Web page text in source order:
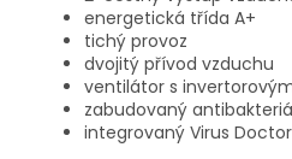
energetická třída A+
tichý provoz
dvojitý přívod vzduchu
ventilátor s
zabudovaný
integrovaný Virus Doctor